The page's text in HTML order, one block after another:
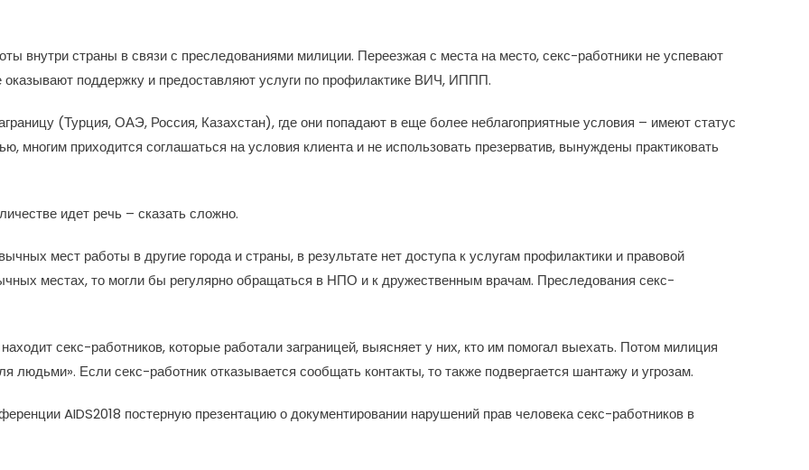
внутри страны в связи с преследованиями милиции. Переезжая с места на место, секс-работники не успевают
поддержку и предоставляют услуги по профилактике ВИЧ, ИППП.
(Турция, ОАЭ, Россия, Казахстан), где они попадают в еще более неблагоприятные условия – имеют статус
многим приходится соглашаться на условия клиента и не использовать презерватив, вынуждены практиковать
идет речь – сказать сложно.
мест работы в другие города и страны, в результате нет доступа к услугам профилактики и правовой
местах, то могли бы регулярно обращаться в НПО и к дружественным врачам. Преследования секс-
секс-работников, которые работали заграницей, выясняет у них, кто им помогал выехать. Потом милиция
людьми». Если секс-работник отказывается сообщать контакты, то также подвергается шантажу и угрозам.
AIDS2018 постерную презентацию о документировании нарушений прав человека секс-работников в